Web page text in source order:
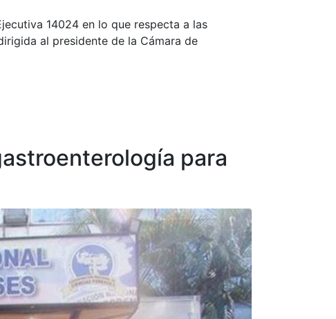
14024 en lo que respecta a las
al presidente de la Cámara de
para